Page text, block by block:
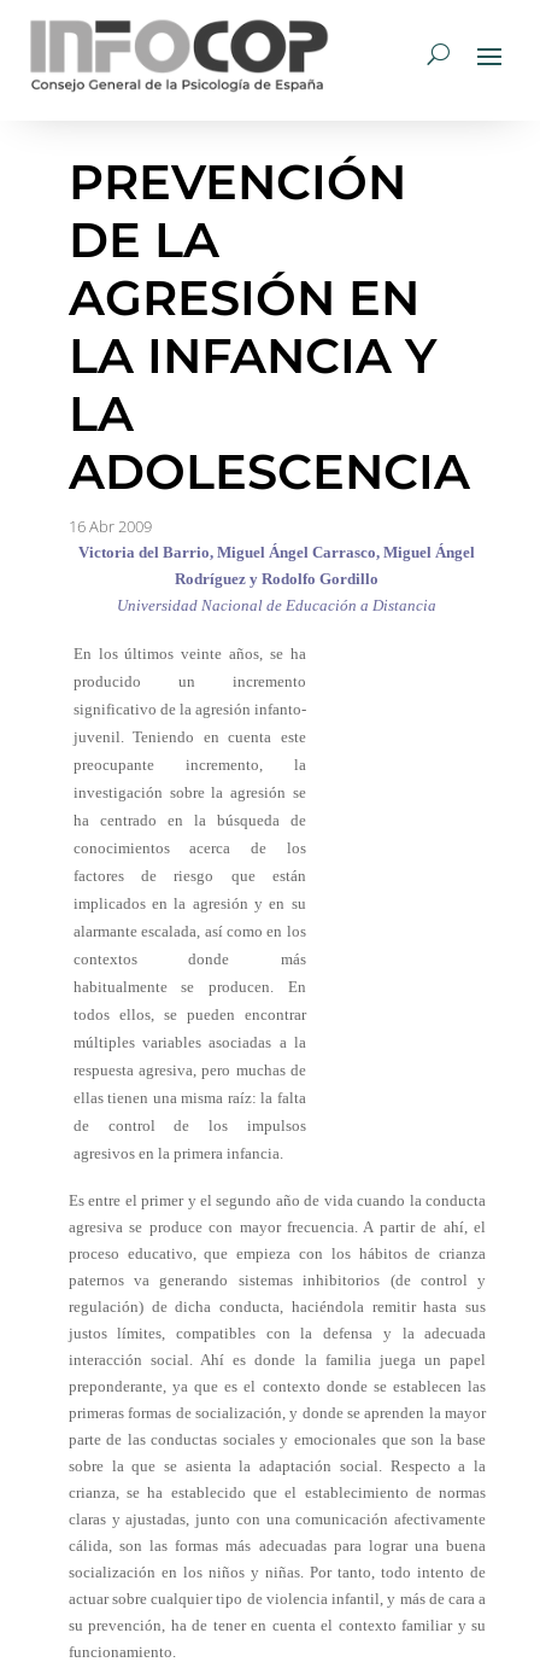
PREVENCIÓN
DE LA
AGRESIÓN EN
LA INFANCIA Y
LA
ADOLESCENCIA
16 Abr 2009
Victoria del Barrio, Miguel Ángel Carrasco, Miguel Ángel
Rodríguez y Rodolfo Gordillo
Universidad Nacional de Educación a Distancia
En los últimos veinte años, se ha
producido un incremento
significativo de la agresión infanto-
juvenil. Teniendo en cuenta este
preocupante incremento, la
investigación sobre la agresión se
ha centrado en la búsqueda de
conocimientos acerca de los
factores de riesgo que están
implicados en la agresión y en su
alarmante escalada, así como en los
contextos donde más
habitualmente se producen. En
todos ellos, se pueden encontrar
múltiples variables asociadas a la
respuesta agresiva, pero muchas de
ellas tienen una misma raíz: la falta
de control de los impulsos
agresivos en la primera infancia.
Es entre el primer y el segundo año de vida cuando la conducta
agresiva se produce con mayor frecuencia. A partir de ahí, el
proceso educativo, que empieza con los hábitos de crianza
paternos va generando sistemas inhibitorios (de control y
regulación) de dicha conducta, haciéndola remitir hasta sus
justos límites, compatibles con la defensa y la adecuada
interacción social. Ahí es donde la familia juega un papel
preponderante, ya que es el contexto donde se establecen las
primeras formas de socialización, y donde se aprenden la mayor
parte de las conductas sociales y emocionales que son la base
sobre la que se asienta la adaptación social. Respecto a la
crianza, se ha establecido que el establecimiento de normas
claras y ajustadas, junto con una comunicación afectivamente
cálida, son las formas más adecuadas para lograr una buena
socialización en los niños y niñas. Por tanto, todo intento de
actuar sobre cualquier tipo de violencia infantil, y más de cara a
su prevención, ha de tener en cuenta el contexto familiar y su
funcionamiento.